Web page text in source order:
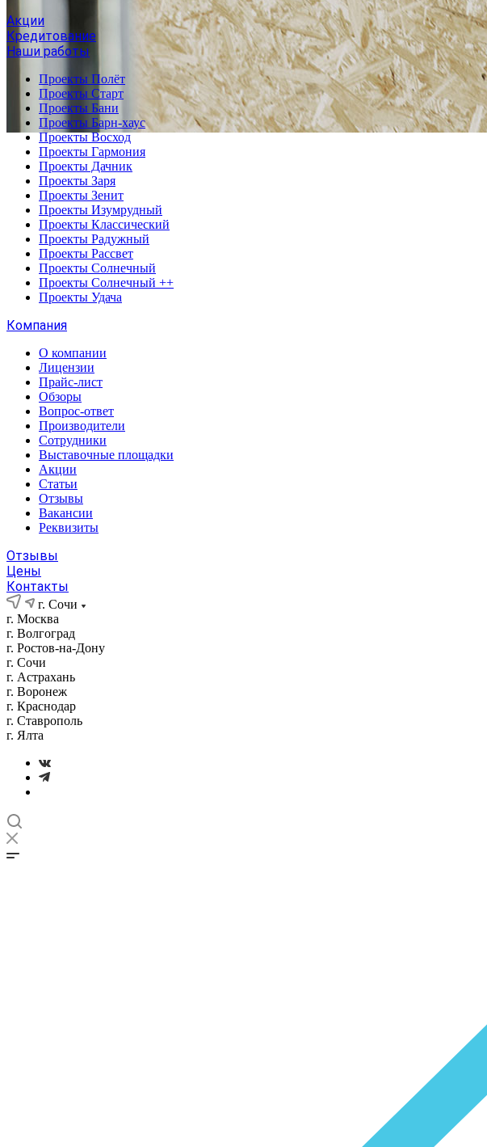
Акции
Кредитование
Наши работы
Проекты Полёт
Проекты Старт
Проекты Бани
Проекты Барн-хаус
Проекты Восход
Проекты Гармония
Проекты Дачник
Проекты Заря
Проекты Зенит
Проекты Изумрудный
Проекты Классический
Проекты Радужный
Проекты Рассвет
Проекты Солнечный
Проекты Солнечный ++
Проекты Удача
Компания
О компании
Лицензии
Прайс-лист
Обзоры
Вопрос-ответ
Производители
Сотрудники
Выставочные площадки
Акции
Статьи
Отзывы
Вакансии
Реквизиты
Отзывы
Цены
Контакты
г. Сочи
г. Москва
г. Волгоград
г. Ростов-на-Дону
г. Сочи
г. Астрахань
г. Воронеж
г. Краснодар
г. Ставрополь
г. Ялта